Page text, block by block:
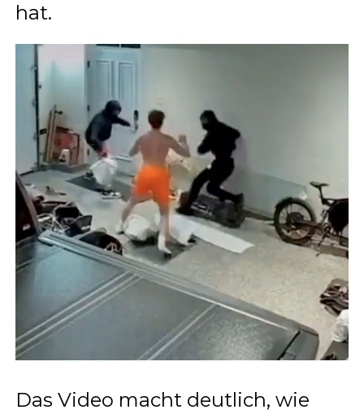
hat.
Das Video macht deutlich, wie